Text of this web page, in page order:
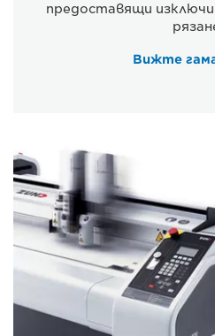
предоставящи
Вижте